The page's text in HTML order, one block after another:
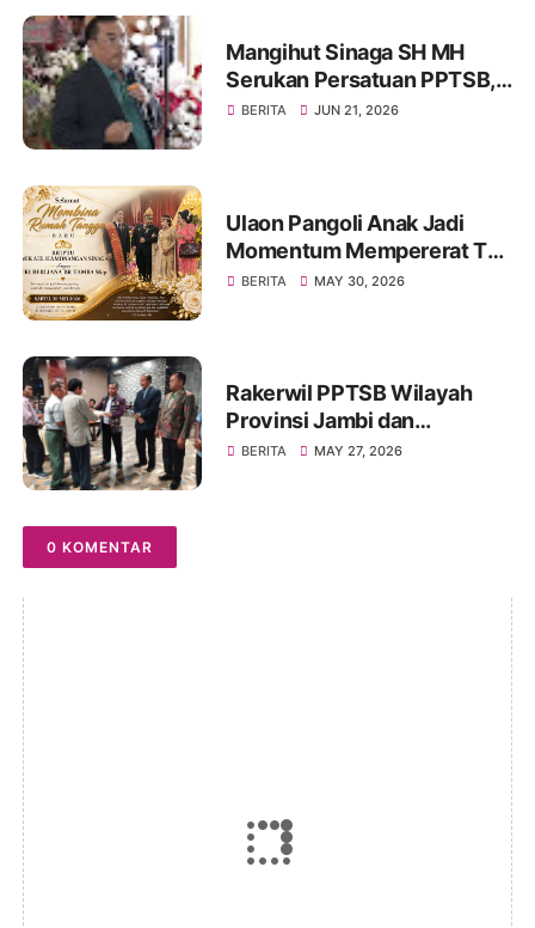
Mangihut Sinaga SH MH
Serukan Persatuan PPTSB,
Tetap Bersatu Dan Kuat
BERITA JUN 21, 2026
Ulaon Pangoli Anak Jadi
Momentum Mempererat Tali
Kekeluargaan Keluarga
BERITA MAY 30, 2026
Rakerwil PPTSB Wilayah
Provinsi Jambi dan
Rakercab PPTSB Kota Jambi
BERITA MAY 27, 2026
0 KOMENTAR